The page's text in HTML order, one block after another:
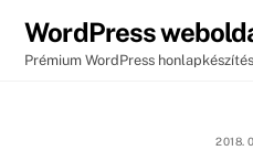
content
WordPress
Prémium WordPress honlapkészítés
2018.